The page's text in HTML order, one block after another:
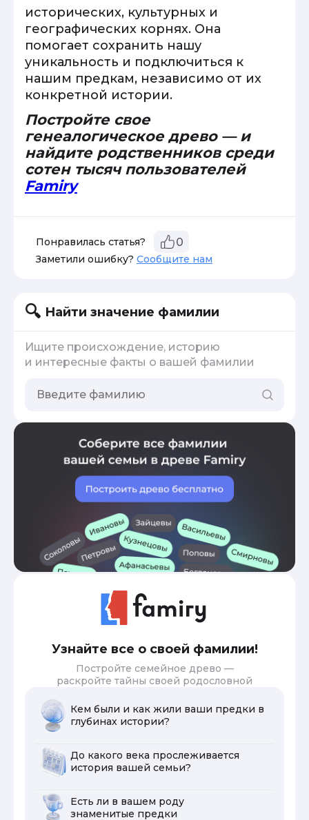
исторических, культурных и
географических корнях. Она
помогает сохранить нашу
уникальность и подключиться к
нашим предкам, независимо от их
конкретной истории.
Постройте свое
генеалогическое древо — и
найдите родственников среди
сотен тысяч пользователей
Famiry
Понравилась статья? 0
Заметили ошибку? Сообщите нам
Найти значение фамилии
Ищите происхождение, историю
и интересные факты о вашей фамилии
Узнайте все о своей фамилии!
Постройте семейное древо —
раскройте тайны своей родословной
Кем были и как жили ваши предки в
глубинах истории?
До какого века прослеживается
история вашей семьи?
Есть ли в вашем роду
знаменитые предки